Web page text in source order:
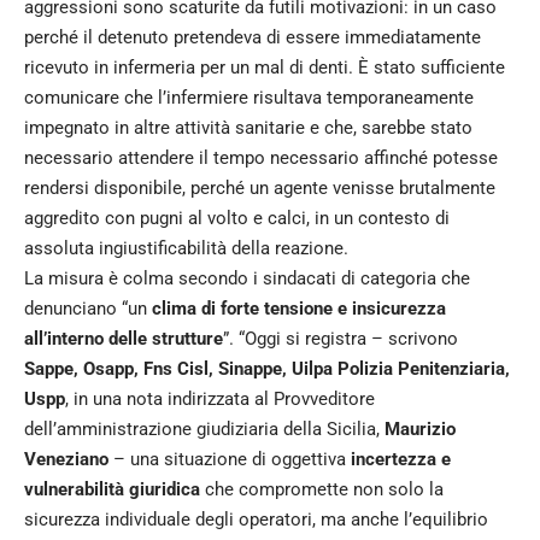
aggressioni sono scaturite da futili motivazioni: in un caso
perché il detenuto pretendeva di essere immediatamente
ricevuto in infermeria per un mal di denti. È stato sufficiente
comunicare che l’infermiere risultava temporaneamente
impegnato in altre attività sanitarie e che, sarebbe stato
necessario attendere il tempo necessario affinché potesse
rendersi disponibile, perché un agente venisse brutalmente
aggredito con pugni al volto e calci, in un contesto di
assoluta ingiustificabilità della reazione.
La misura è colma secondo i sindacati di categoria che
denunciano “un clima di forte tensione e insicurezza
all’interno delle strutture”. “Oggi si registra – scrivono
Sappe, Osapp, Fns Cisl, Sinappe, Uilpa Polizia Penitenziaria,
Uspp, in una nota indirizzata al Provveditore
dell’amministrazione giudiziaria della Sicilia, Maurizio
Veneziano – una situazione di oggettiva incertezza e
vulnerabilità giuridica che compromette non solo la
sicurezza individuale degli operatori, ma anche l’equilibrio